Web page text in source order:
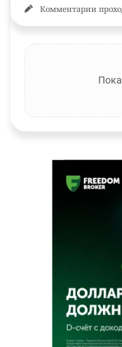
Комментарии